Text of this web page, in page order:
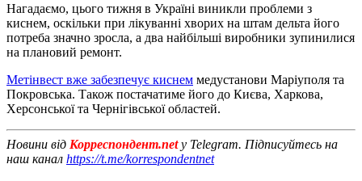
Нагадаємо, цього тижня в Україні виникли проблеми з
киснем, оскільки при лікуванні хворих на штам дельта його
потреба значно зросла, а два найбільші виробники зупинилися
на плановий ремонт.
Метінвест вже забезпечує киснем медустанови Маріуполя та
Покровська. Також постачатиме його до Києва, Харкова,
Херсонської та Чернігівської областей.
Новини від Корреспондент.netу Telegram. Підписуйтесь на
наш канал https://t.me/korrespondentnet